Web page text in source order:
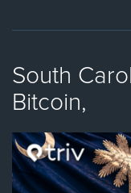
South
Bitcoin,